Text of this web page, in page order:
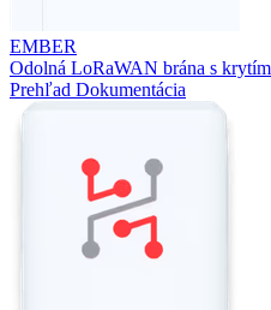
EMBER
Odolná LoRaWAN brána s
Prehľad Dokumentácia